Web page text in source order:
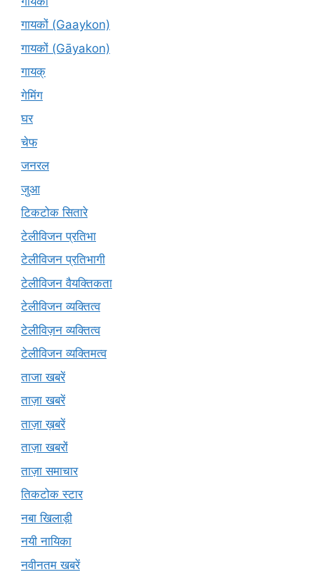
गायकों (Gaaykon)
गायकों (Gāyakon)
गायक्
गेमिंग
घर
चेफ
जनरल
जुआ
टिकटोक सितारे
टेलीविजन प्रतिभा
टेलीविजन प्रतिभागी
टेलीविजन वैयक्तिकता
टेलीविजन व्यक्तित्व
टेलीविज़न व्यक्तित्व
टेलीविजन व्यक्तिमत्व
ताजा खबरें
ताज़ा खबरें
ताज़ा ख़बरें
ताज़ा खबरों
ताज़ा समाचार
तिकटोक स्टार
नबा खिलाड़ी
नयी नायिका
नवीनतम खबरें